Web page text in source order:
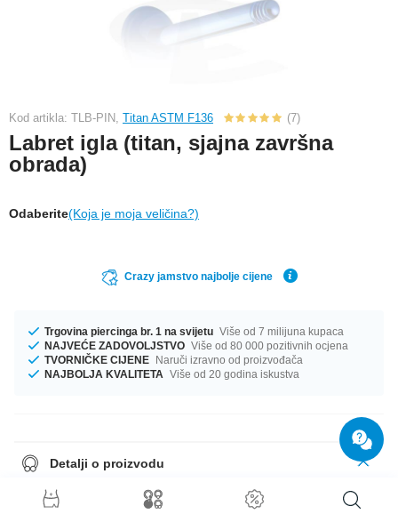
Kod artikla: TLB-PIN, Titan ASTM F136 (7)
Labret igla (titan, sjajna završna
obrada)
Odaberite(Koja je moja veličina?)
Crazy jamstvo najbolje cijene
Trgovina piercinga br. 1 na svijetu Više od 7 milijuna kupaca
NAJVEĆE ZADOVOLJSTVO Više od 80 000 pozitivnih ocjena
TVORNIČKE CIJENE Naruči izravno od proizvođača
NAJBOLJA KVALITETA Više od 20 godina iskustva
Detalji o proizvodu
Na zalihi su veličine od 1.2 mm i 1.6 mm. Savršen pratitelj za svaku
priliku... Dostupne dužine iznose od 5 mm do 11 mm. Dostupno u raznim